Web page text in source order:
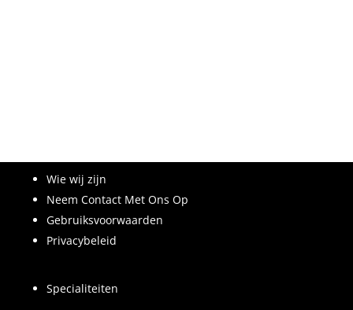
Wie wij zijn
Neem Contact Met Ons Op
Gebruiksvoorwaarden
Privacybeleid
Specialiteiten